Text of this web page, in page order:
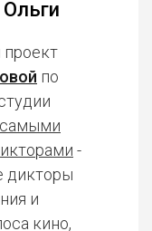
по
самыми
-
дикторы
и
кино,